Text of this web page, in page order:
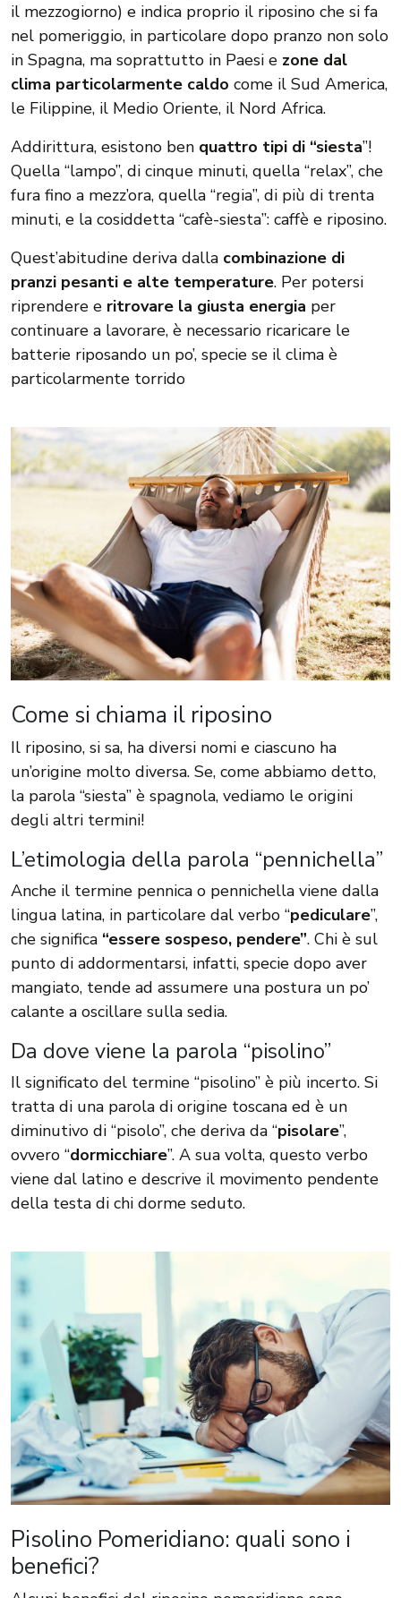
il mezzogiorno) e indica proprio il riposino che si fa
nel pomeriggio, in particolare dopo pranzo non solo
in Spagna, ma soprattutto in Paesi e zone dal
clima particolarmente caldo come il Sud America,
le Filippine, il Medio Oriente, il Nord Africa.
Addirittura, esistono ben quattro tipi di “siesta”!
Quella “lampo”, di cinque minuti, quella “relax”, che
fura fino a mezz’ora, quella “regia”, di più di trenta
minuti, e la cosiddetta “cafè-siesta”: caffè e riposino.
Quest’abitudine deriva dalla combinazione di
pranzi pesanti e alte temperature. Per potersi
riprendere e ritrovare la giusta energia per
continuare a lavorare, è necessario ricaricare le
batterie riposando un po’, specie se il clima è
particolarmente torrido
Come si chiama il riposino
Il riposino, si sa, ha diversi nomi e ciascuno ha
un’origine molto diversa. Se, come abbiamo detto,
la parola “siesta” è spagnola, vediamo le origini
degli altri termini!
L’etimologia della parola “pennichella”
Anche il termine pennica o pennichella viene dalla
lingua latina, in particolare dal verbo “pediculare”,
che significa “essere sospeso, pendere”. Chi è sul
punto di addormentarsi, infatti, specie dopo aver
mangiato, tende ad assumere una postura un po’
calante a oscillare sulla sedia.
Da dove viene la parola “pisolino”
Il significato del termine “pisolino” è più incerto. Si
tratta di una parola di origine toscana ed è un
diminutivo di “pisolo”, che deriva da “pisolare”,
ovvero “dormicchiare”. A sua volta, questo verbo
viene dal latino e descrive il movimento pendente
della testa di chi dorme seduto.
Pisolino Pomeridiano: quali sono i
benefici?